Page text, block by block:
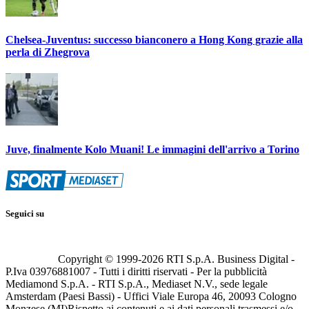
Chelsea-Juventus: successo bianconero a Hong Kong grazie alla
perla di Zhegrova
Juve, finalmente Kolo Muani! Le immagini dell'arrivo a Torino
Seguici su
Copyright © 1999-2026 RTI S.p.A. Business Digital -
P.Iva 03976881007 - Tutti i diritti riservati - Per la pubblicità
Mediamond S.p.A. - RTI S.p.A., Mediaset N.V., sede legale
Amsterdam (Paesi Bassi) - Uffici Viale Europa 46, 20093 Cologno